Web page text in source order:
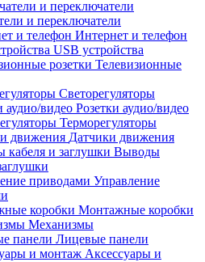
и переключатели
Интернет и телефон
USB устройства
Телевизионные
Светорегуляторы
Розетки аудио/видео
Терморегуляторы
Датчики движения
Выводы
Управление
Монтажные коробки
Механизмы
Лицевые панели
Аксессуары и